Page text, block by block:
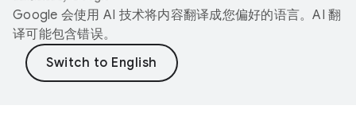
Google 会使用 AI 技术将内容翻译成您偏好的语言。AI 翻
译可能包含错误。